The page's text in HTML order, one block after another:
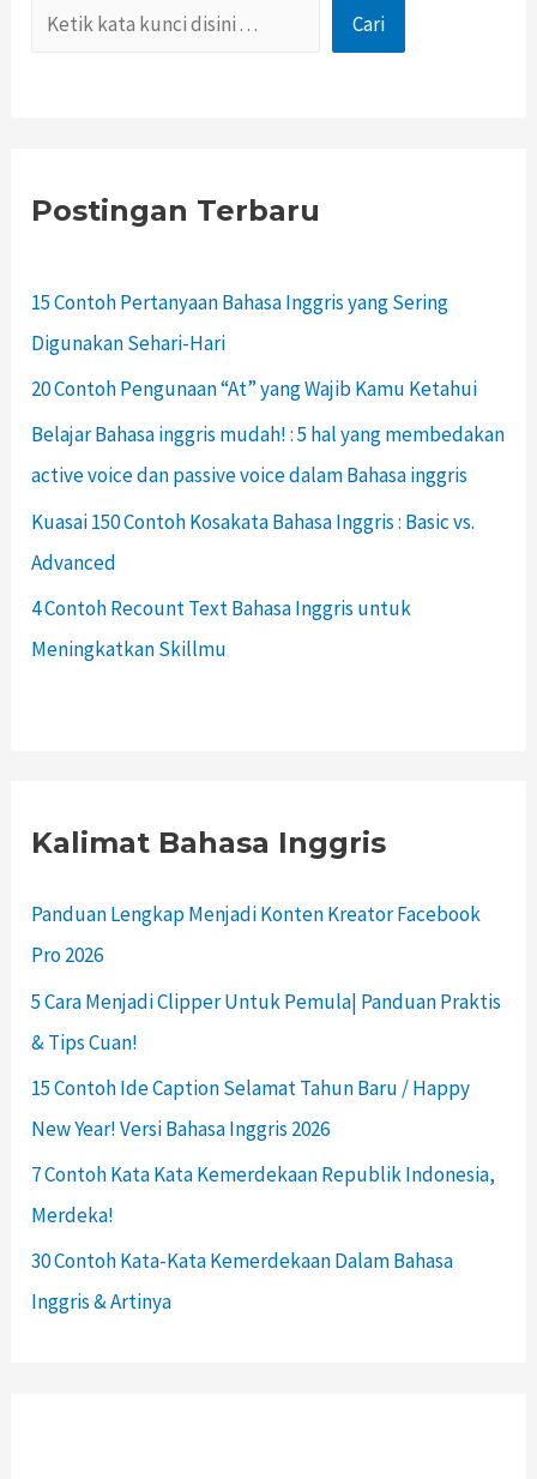
Cari
Postingan Terbaru
15 Contoh Pertanyaan Bahasa Inggris yang Sering
Digunakan Sehari-Hari
20 Contoh Pengunaan “At” yang Wajib Kamu Ketahui
Belajar Bahasa inggris mudah! : 5 hal yang membedakan
active voice dan passive voice dalam Bahasa inggris
Kuasai 150 Contoh Kosakata Bahasa Inggris : Basic vs.
Advanced
4 Contoh Recount Text Bahasa Inggris untuk
Meningkatkan Skillmu
Kalimat Bahasa Inggris
Panduan Lengkap Menjadi Konten Kreator Facebook
Pro 2026
5 Cara Menjadi Clipper Untuk Pemula| Panduan Praktis
& Tips Cuan!
15 Contoh Ide Caption Selamat Tahun Baru / Happy
New Year! Versi Bahasa Inggris 2026
7 Contoh Kata Kata Kemerdekaan Republik Indonesia,
Merdeka!
30 Contoh Kata-Kata Kemerdekaan Dalam Bahasa
Inggris & Artinya